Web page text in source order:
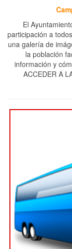
El
participación a
una galería de
la población
información y
ACCEDER A